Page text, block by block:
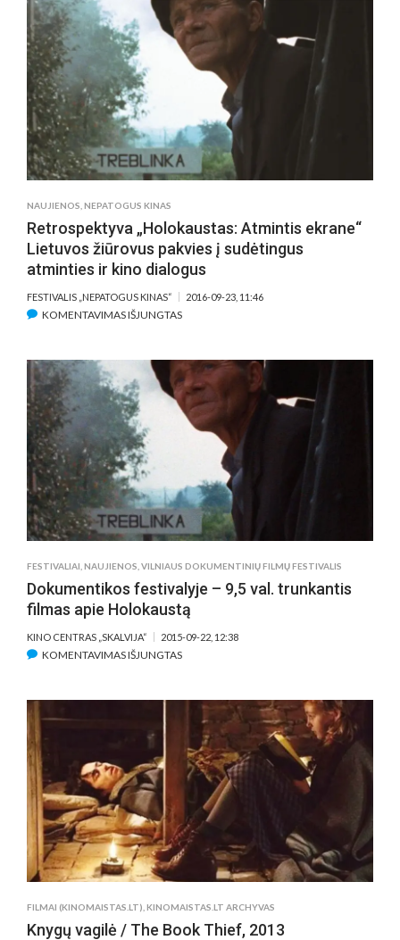
HOLOKAUSTĄ
LIETUVOJE
SUKŪRĘS
ROBERTAS
MULLANAS:
„IŠGYVENUSIEJI
JAUČIA
KALTĖS
JAUSMĄ“
NAUJIENOS NEPATOGUS KINAS
Retrospektyva „Holokaustas: Atmintis ekrane“
Lietuvos žiūrovus pakvies į sudėtingus
atminties ir kino dialogus
FESTIVALIS „NEPATOGUS KINAS“ 2016-09-23, 11:46
KOMENTAVIMAS IŠJUNGTASĮRAŠE
ATMINTIS
EKRANE“
LIETUVOS
ŽIŪROVUS
PAKVIES
SUDĖTINGUS
ATMINTIES
IR
KINO
FESTIVALIAI NAUJIENOS VILNIAUS DOKUMENTINIŲ FILMŲ FESTIVALIS
Dokumentikos festivalyje – 9,5 val. trunkantis
filmas apie Holokaustą
KINO CENTRAS „SKALVIJA“ 2015-09-22, 12:38
KOMENTAVIMAS IŠJUNGTASĮRAŠE
VAL.
TRUNKANTIS
FILMAS
APIE
HOLOKAUSTĄ
FILMAI (KINOMAISTAS.LT) KINOMAISTAS.LT ARCHYVAS
Knygų vagilė / The Book Thief, 2013